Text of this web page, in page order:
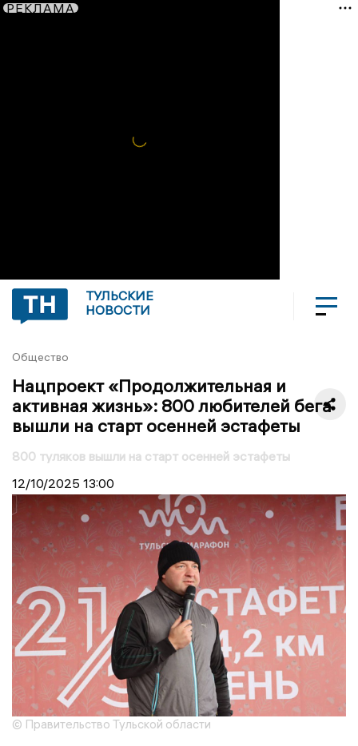
РЕКЛАМА
ТУЛЬСКИЕ
НОВОСТИ
Общество
Нацпроект «Продолжительная и
активная жизнь»: 800 любителей бега
вышли на старт осенней эстафеты
800 туляков вышли на старт осенней эстафеты
12/10/2025 13:00
© Правительство Тульской области